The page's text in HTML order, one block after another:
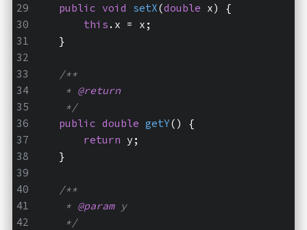
public void setX(double x)
{
this .x = x;
    }
/**
     *
@return
     */
public double getY()
{
return y;
    }
/**
     *
@param y
     */